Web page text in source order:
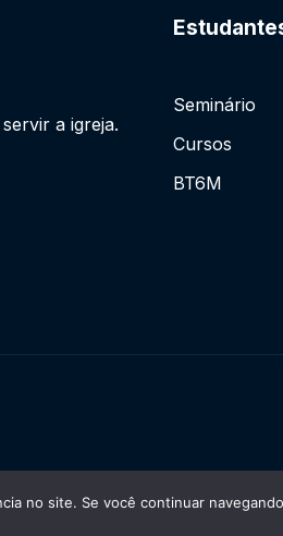
a igreja.
Seminário
Cursos
BT6M
no site. Se você continuar